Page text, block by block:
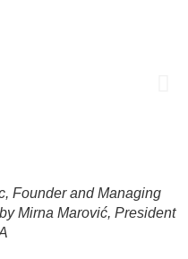
Founder and Managing
Mirna Marović, President